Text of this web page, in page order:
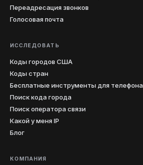
Переадресация звонков
Голосовая почта
ИССЛЕДОВАТЬ
Коды городов США
Коды стран
Бесплатные инструменты для телефона
Поиск кода города
Поиск оператора связи
Какой у меня IP
Блог
КОМПАНИЯ